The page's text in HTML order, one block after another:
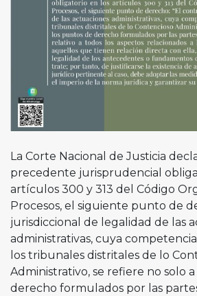
La Corte Nacional de Justicia
precedente jurisprudencial
artículos 300 y 313 del Código
Procesos, el siguiente punto de
jurisdiccional de legalidad de las
administrativas, cuya
los tribunales distritales de lo
Administrativo, se refiere no solo
derecho formulados por las